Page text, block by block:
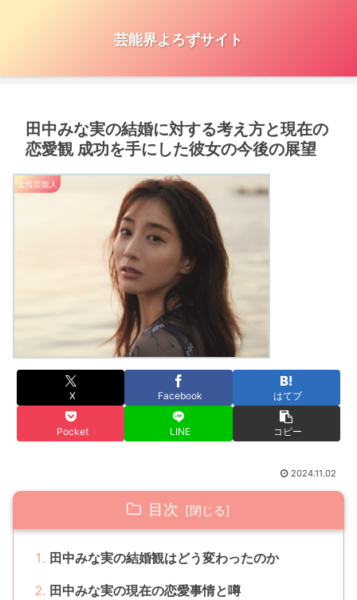
芸能界よろずサイト
田中みな実の結婚に対する考え方と現在の
恋愛観 成功を手にした彼女の今後の展望
女性芸能人
X Facebook はてブ
Pocket LINE コピー
2024.11.02
目次
田中みな実の結婚観はどう変わったのか
田中みな実の現在の恋愛事情と噂